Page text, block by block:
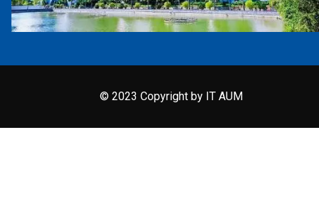
© 2023 Copyright by IT AUM